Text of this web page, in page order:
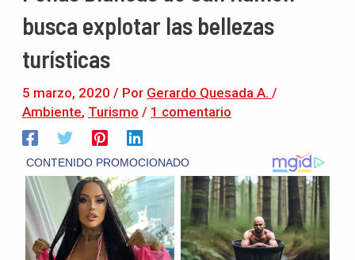
busca explotar las bellezas
turísticas
5 marzo, 2020 / Por Gerardo Quesada A. /
Ambiente, Turismo / 1 comentario